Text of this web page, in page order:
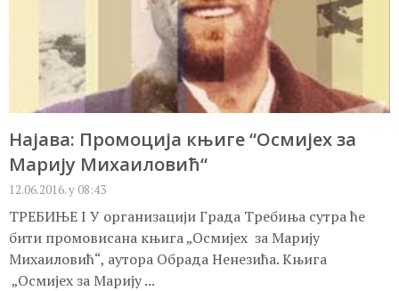
Најава: Промоција књиге “Осмијех за
Марију Михаиловић“
12.06.2016. у 08:43
ТРЕБИЊЕ I У организацији Града Требиња сутра ће
бити промовисана књига „Осмијех за Марију
Михаиловић“, аутора Обрада Ненезића. Kњига
„Осмијех за Марију ...